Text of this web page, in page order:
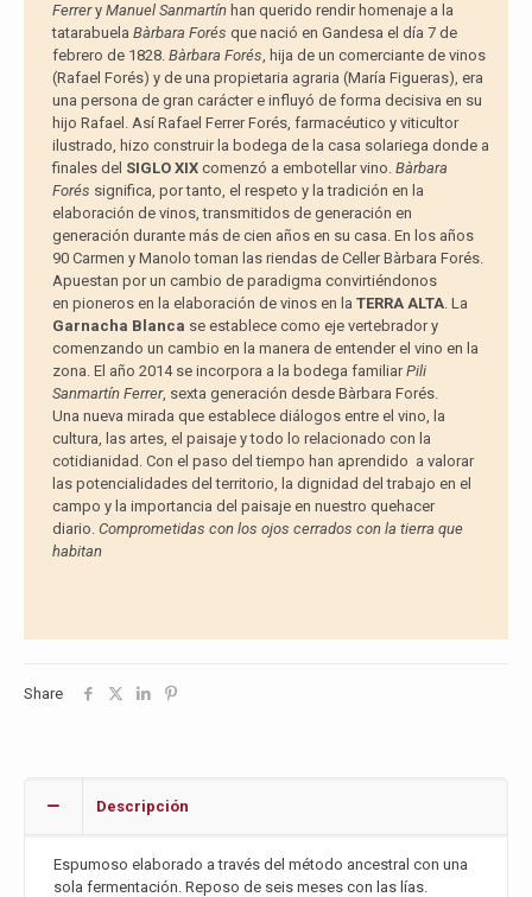
Ferrery Manuel Sanmartín han querido rendir homenaje a la
tatarabuela Bàrbara Forés que nació en Gandesa el día 7 de
febrero de 1828. Bàrbara Forés, hija de un comerciante de vinos
(Rafael Forés) y de una propietaria agraria (María Figueras), era
una persona de gran carácter e influyó de forma decisiva en su
hijo Rafael. Así Rafael Ferrer Forés, farmacéutico y viticultor
ilustrado, hizo construir la bodega de la casa solariega donde a
finales del SIGLO XIX comenzó a embotellar vino. Bàrbara
Forés significa, por tanto, el respeto y la tradición en la
elaboración de vinos, transmitidos de generación en
generación durante más de cien años en su casa. En los años
90 Carmen y Manolo toman las riendas de Celler Bàrbara Forés.
Apuestan por un cambio de paradigma convirtiéndonos
en pioneros en la elaboración de vinos en la TERRA ALTA. La
Garnacha Blanca se establece como eje vertebrador y
comenzando un cambio en la manera de entender el vino en la
zona. El año 2014 se incorpora a la bodega familiarPili
Sanmartín Ferrer, sexta generación desde Bàrbara Forés.
Una nueva mirada que establece diálogos entre el vino, la
cultura, las artes, el paisaje y todo lo relacionado con la
cotidianidad. Con el paso del tiempo han aprendido a valorar
las potencialidades del territorio, la dignidad del trabajo en el
campo y la importancia del paisaje en nuestro quehacer
diario. Comprometidas con los ojos cerrados con la tierra que
habitan
Share
Descripción
Espumoso elaborado a través del método ancestral con una
sola fermentación. Reposo de seis meses con las lías.